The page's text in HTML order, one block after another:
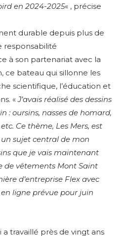
en 2024-2025« , précise
durable depuis plus de
responsabilité
à son partenariat avec la
ce bateau qui sillonne les
scientifique, l’éducation et
«J’avais réalisé des dessins
: oursins, nasses de homard,
Ce thème, Les Mers, est
sujet central de mon
que je vais maintenant
de vêtements Mont Saint
d’entreprise Flex avec
ligne prévue pour juin
a travaillé près de vingt ans